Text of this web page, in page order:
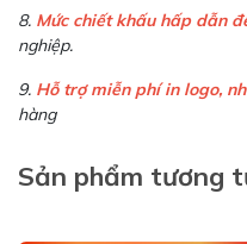
8. Mức chiết khấu hấp dẫn
nghiệp.
9. Hỗ trợ miễn phí in logo,
hàng
Sản phẩm tương